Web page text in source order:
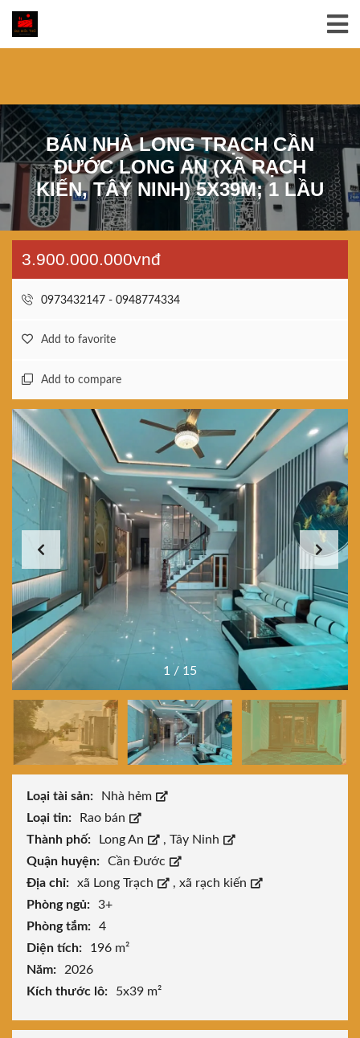
BÁN NHÀ LONG TRẠCH CẦN
ĐƯỚC LONG AN (XÃ RẠCH
KIẾN, TÂY NINH) 5X39M; 1 LẦU
3.900.000.000vnđ
0973432147 - 0948774334
Add to favorite
Add to compare
1 / 15
Loại tài sản:
Nhà hẻm
Loại tin:
Rao bán
Thành phố:
Long An , Tây Ninh
Quận huyện:
Cần Đước
Địa chỉ:
xã Long Trạch , xã rạch kiến
Phòng ngủ:
3+
Phòng tắm:
4
Diện tích:
196 m²
Năm:
2026
Kích thước lô:
5x39 m²